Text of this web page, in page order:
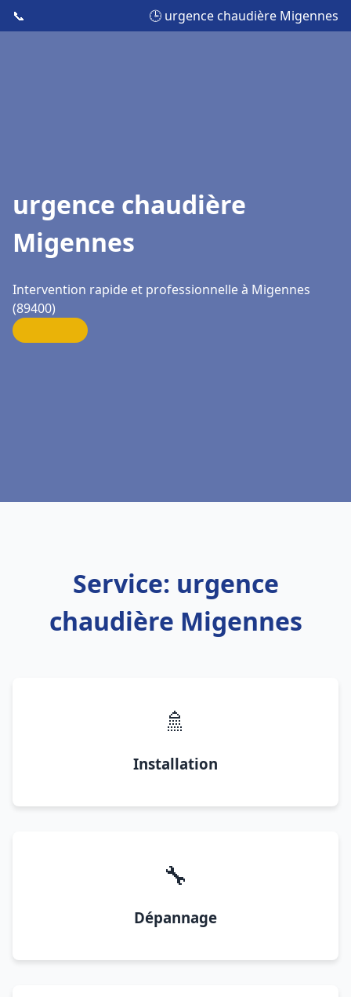
📞 🕒 urgence chaudière Migennes
urgence chaudière
Migennes
Intervention rapide et professionnelle à Migennes
(89400)
Service: urgence
chaudière Migennes
🚿
Installation
🔧
Dépannage